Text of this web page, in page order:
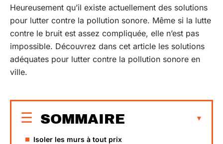
Heureusement qu’il existe actuellement des solutions
pour lutter contre la pollution sonore. Même si la lutte
contre le bruit est assez compliquée, elle n’est pas
impossible. Découvrez dans cet article les solutions
adéquates pour lutter contre la pollution sonore en
ville.
SOMMAIRE
Isoler les murs à tout prix